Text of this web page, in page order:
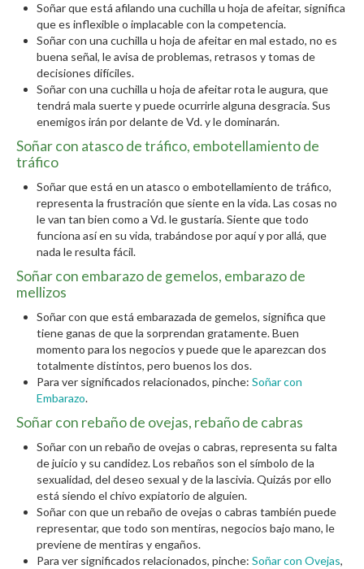
Soñar que está afilando una cuchilla u hoja de afeitar, significa
que es inflexible o implacable con la competencia.
Soñar con una cuchilla u hoja de afeitar en mal estado, no es
buena señal, le avisa de problemas, retrasos y tomas de
decisiones difíciles.
Soñar con una cuchilla u hoja de afeitar rota le augura, que
tendrá mala suerte y puede ocurrirle alguna desgracia. Sus
enemigos irán por delante de Vd. y le dominarán.
Soñar con atasco de tráfico, embotellamiento de
tráfico
Soñar que está en un atasco o embotellamiento de tráfico,
representa la frustración que siente en la vida. Las cosas no
le van tan bien como a Vd. le gustaría. Siente que todo
funciona así en su vida, trabándose por aquí y por allá, que
nada le resulta fácil.
Soñar con embarazo de gemelos, embarazo de
mellizos
Soñar con que está embarazada de gemelos, significa que
tiene ganas de que la sorprendan gratamente. Buen
momento para los negocios y puede que le aparezcan dos
totalmente distintos, pero buenos los dos.
Para ver significados relacionados, pinche: Soñar con
Embarazo.
Soñar con rebaño de ovejas, rebaño de cabras
Soñar con un rebaño de ovejas o cabras, representa su falta
de juicio y su candidez. Los rebaños son el símbolo de la
sexualidad, del deseo sexual y de la lascivia. Quizás por ello
está siendo el chivo expiatorio de alguien.
Soñar con que un rebaño de ovejas o cabras también puede
representar, que todo son mentiras, negocios bajo mano, le
previene de mentiras y engaños.
Para ver significados relacionados, pinche: Soñar con Ovejas,